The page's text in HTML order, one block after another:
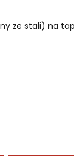
ze stali) na